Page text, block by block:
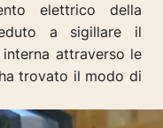
elettrico della
a sigillare il
interna attraverso le
trovato il modo di